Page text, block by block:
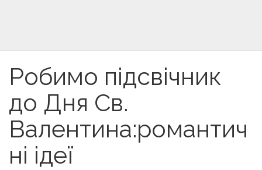
Робимо підсвічник
до Дня Св.
Валентина:романтич
ні ідеї